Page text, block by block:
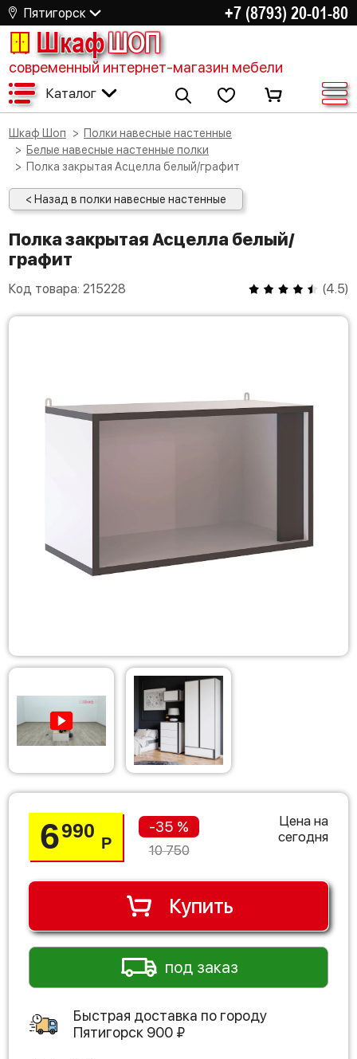
Пятигорск +7 (8793) 20-01-80
ШкафШОП
современный интернет-магазин мебели
Каталог
Шкаф Шоп
Полки навесные настенные
Белые навесные настенные полки
Полка закрытая Асцелла белый/графит
< Назад в полки навесные настенные
Полка закрытая Асцелла белый/
графит
Код товара: 215228 (4.5)
6990
Р
-35 %
10 750
Цена на
сегодня
Купить
под заказ
Быстрая доставка по городу
Пятигорск 900 ₽